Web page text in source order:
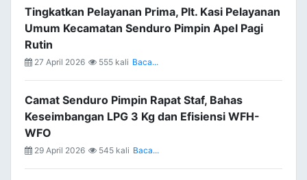
Tingkatkan Pelayanan Prima, Plt. Kasi Pelayanan
Umum Kecamatan Senduro Pimpin Apel Pagi
Rutin
27 April 2026 555 kali Baca...
Camat Senduro Pimpin Rapat Staf, Bahas
Keseimbangan LPG 3 Kg dan Efisiensi WFH-
WFO
29 April 2026 545 kali Baca...